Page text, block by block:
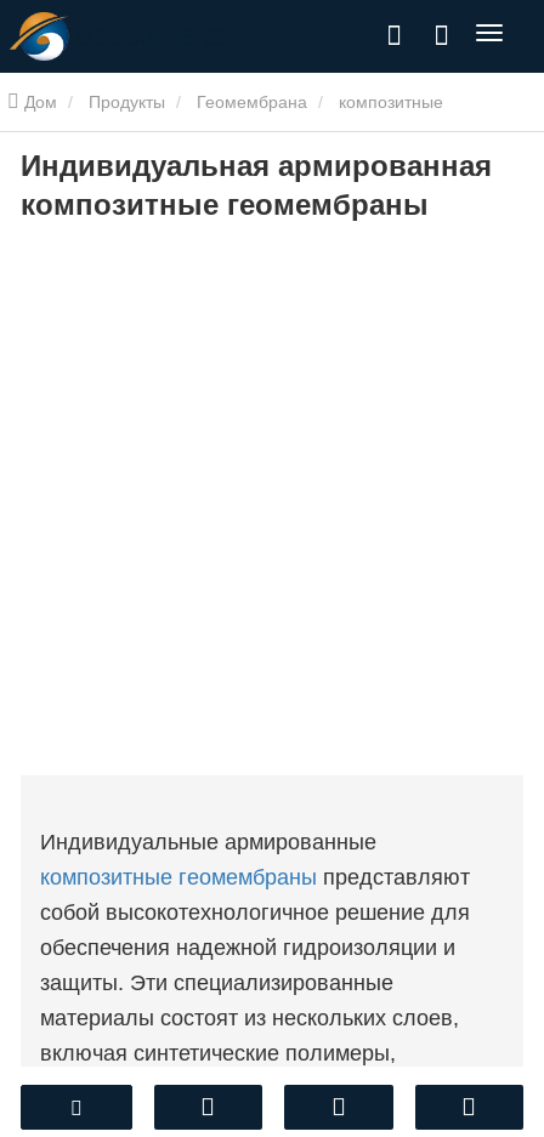
Дом Продукты Геомембрана композитные
геомембраны Индивидуальная армированная композитные
геомембраны
Индивидуальная армированная
композитные геомембраны
Индивидуальные армированные
композитные геомембраны представляют
собой высокотехнологичное решение для
обеспечения надежной гидроизоляции и
защиты. Эти специализированные
материалы состоят из нескольких слоев,
включая синтетические полимеры,
армирующие сетки и дополнительные
усиливающие компоненты. Такая